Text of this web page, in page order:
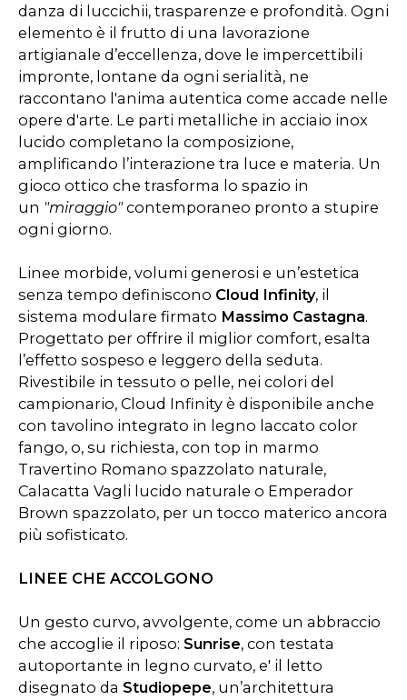
danza di luccichii, trasparenze e profondità. Ogni
elemento è il frutto di una lavorazione
artigianale d’eccellenza, dove le impercettibili
impronte, lontane da ogni serialità, ne
raccontano l'anima autentica come accade nelle
opere d'arte. Le parti metalliche in acciaio inox
lucido completano la composizione,
amplificando l’interazione tra luce e materia. Un
gioco ottico che trasforma lo spazio in
un "miraggio"contemporaneo pronto a stupire
ogni giorno.
Linee morbide, volumi generosi e un’estetica
senza tempo definiscono Cloud Infinity, il
sistema modulare firmato Massimo Castagna.
Progettato per offrire il miglior comfort, esalta
l’effetto sospeso e leggero della seduta.
Rivestibile in tessuto o pelle, nei colori del
campionario, Cloud Infinity è disponibile anche
con tavolino integrato in legno laccato color
fango, o, su richiesta, con top in marmo
Travertino Romano spazzolato naturale,
Calacatta Vagli lucido naturale o Emperador
Brown spazzolato, per un tocco materico ancora
più sofisticato.
LINEE CHE ACCOLGONO
Un gesto curvo, avvolgente, come un abbraccio
che accoglie il riposo: Sunrise, con testata
autoportante in legno curvato, e' il letto
disegnato da Studiopepe, un’architettura